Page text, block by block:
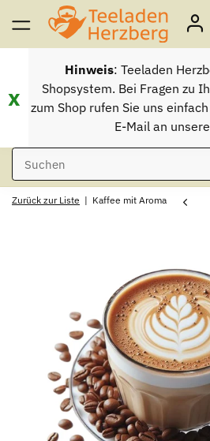
x
Hinweis: Teeladen
Shopsystem. Bei Fragen zu
zum Shop rufen Sie uns
E-Mail an
Zurück zur Liste Kaffee mit Aroma